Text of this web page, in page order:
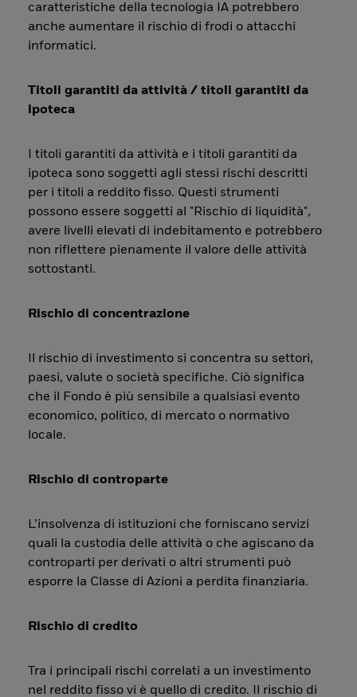
caratteristiche della tecnologia IA potrebbero
anche aumentare il rischio di frodi o attacchi
informatici.
Titoli garantiti da attività / titoli garantiti da
ipoteca
I titoli garantiti da attività e i titoli garantiti da
ipoteca sono soggetti agli stessi rischi descritti
per i titoli a reddito fisso. Questi strumenti
possono essere soggetti al "Rischio di liquidità",
avere livelli elevati di indebitamento e potrebbero
non riflettere pienamente il valore delle attività
sottostanti.
Rischio di concentrazione
Il rischio di investimento si concentra su settori,
paesi, valute o società specifiche. Ciò significa
che il Fondo è più sensibile a qualsiasi evento
economico, politico, di mercato o normativo
locale.
Rischio di controparte
L’insolvenza di istituzioni che forniscano servizi
quali la custodia delle attività o che agiscano da
controparti per derivati o altri strumenti può
esporre la Classe di Azioni a perdita finanziaria.
Rischio di credito
Tra i principali rischi correlati a un investimento
nel reddito fisso vi è quello di credito. Il rischio di